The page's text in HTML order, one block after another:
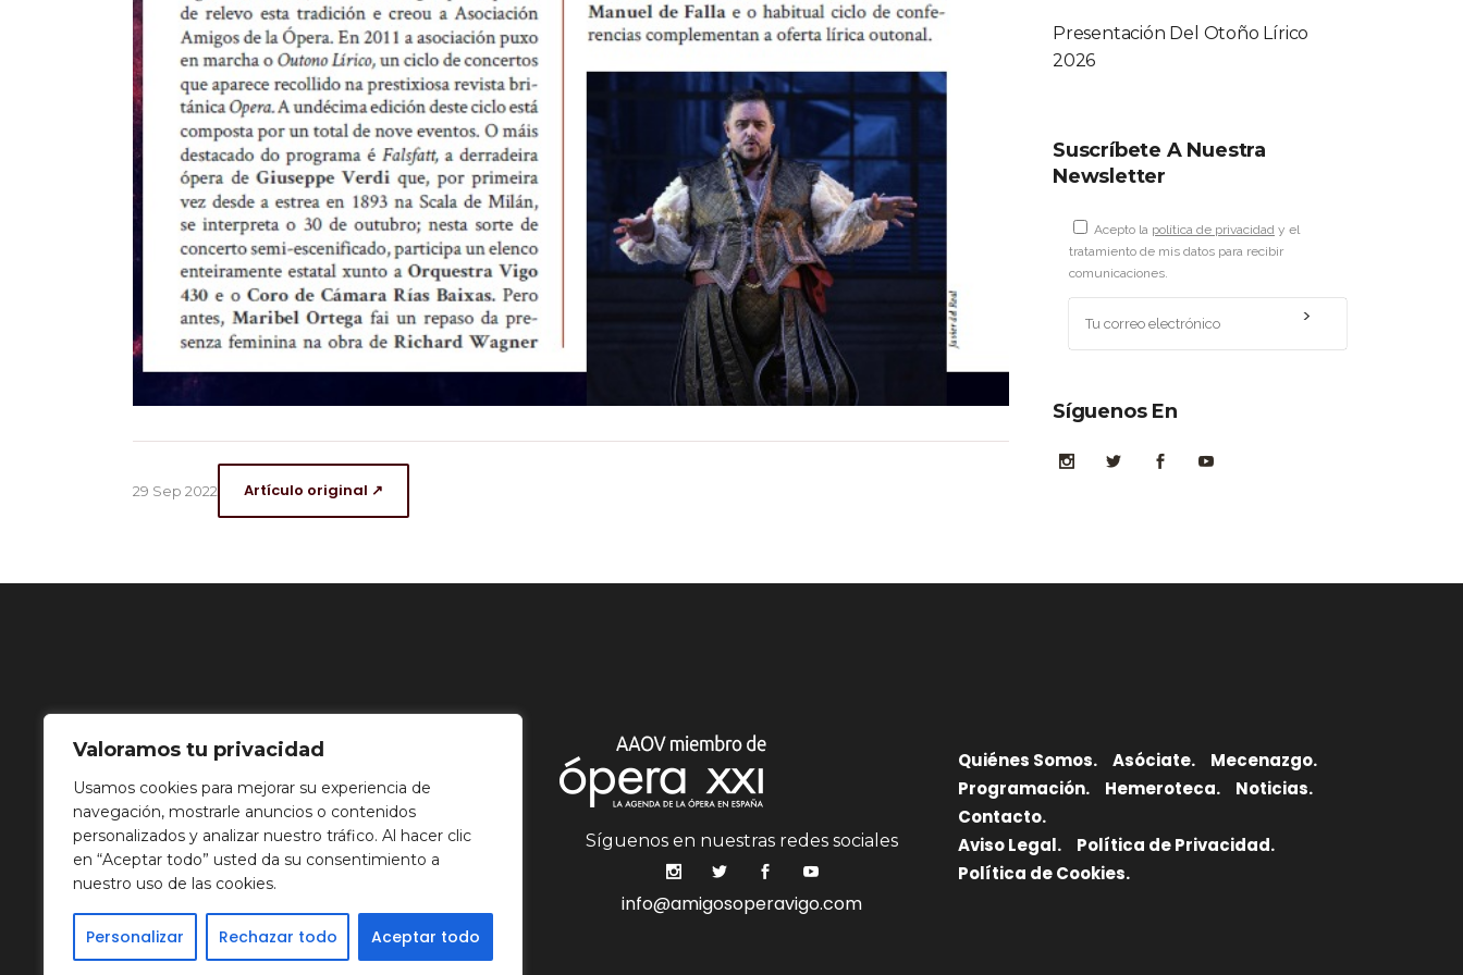
Valoramos tu privacidad
Usamos cookies para mejorar su experiencia de
navegación, mostrarle anuncios o contenidos
personalizados y analizar nuestro tráfico. Al hacer clic
en “Aceptar todo” usted da su consentimiento a
nuestro uso de las cookies.
Personalizar Rechazar todo Aceptar todo
29 Sep 2022 Artículo original ↗
Presentación Del Otoño Lírico
2026
Suscríbete A Nuestra
Newsletter
Acepto la política de privacidad y el
tratamiento de mis datos para recibir
comunicaciones.
Síguenos En
Síguenos en nuestras redes sociales
info@amigosoperavigo.com
Quiénes Somos. Asóciate.
Mecenazgo.
Programación.
Hemeroteca.
Noticias.
Contacto.
Aviso Legal.
Política de Privacidad.
Política de Cookies.